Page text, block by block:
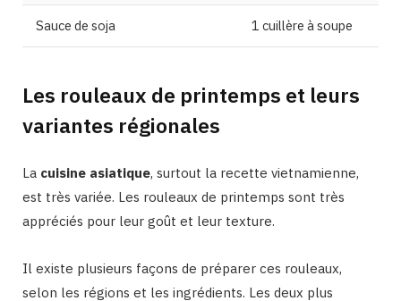
Sauce de soja 1 cuillère à soupe
Les rouleaux de printemps et leurs
variantes régionales
La cuisine asiatique, surtout la recette vietnamienne,
est très variée. Les rouleaux de printemps sont très
appréciés pour leur goût et leur texture.
Il existe plusieurs façons de préparer ces rouleaux,
selon les régions et les ingrédients. Les deux plus